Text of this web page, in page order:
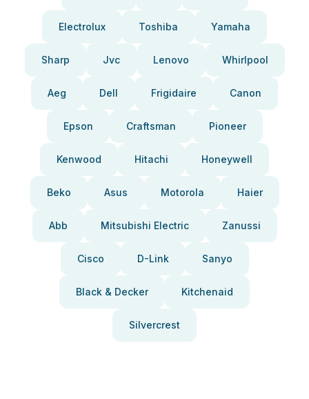
Electrolux Toshiba Yamaha
Sharp Jvc Lenovo Whirlpool
Aeg Dell Frigidaire Canon
Epson Craftsman Pioneer
Kenwood Hitachi Honeywell
Beko Asus Motorola Haier
Abb Mitsubishi Electric Zanussi
Cisco D-Link Sanyo
Black & Decker Kitchenaid
Silvercrest